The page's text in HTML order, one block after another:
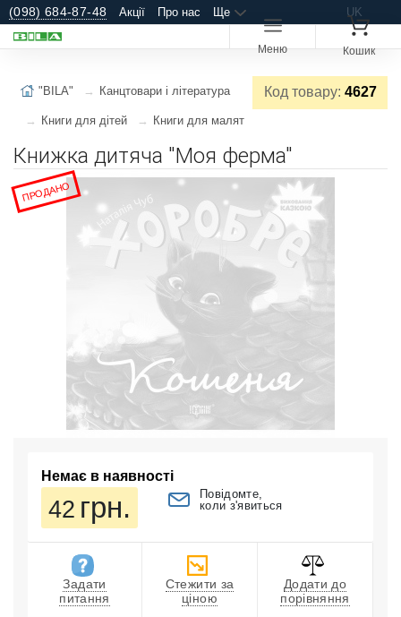
(098) 684-87-48 Акції Про нас Ще UK
Меню Кошик
Код товару: 4627
"BILA" Канцтовари і література
Книги для дітей Книги для малят
Книжка дитяча "Моя ферма"
ПРОДАНО
Немає в наявності
42 грн.
Повідомте,
коли з'явиться
Задати
питання
Стежити за
ціною
Додати до
порівняння